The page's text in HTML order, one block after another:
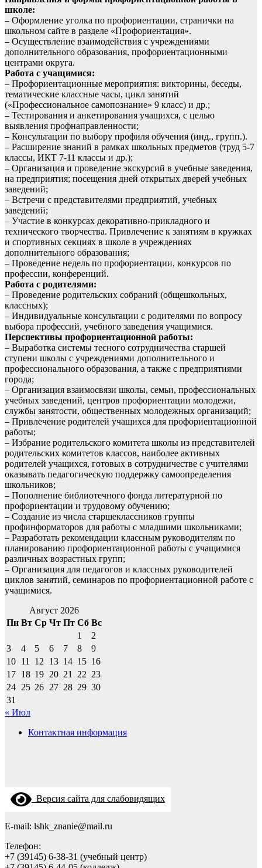
школе:
– Оформление уголка по профориентации, странички на
школьном сайте в разделе «Профориентация».
– Осуществление взаимодействия с учреждениями
дополнительного образования, профориентационными
центрами округа.
Работа с учащимися:
– Профориентационные мероприятия: викторины, беседы,
тематические классные часы, цикл занятий
(«Профессиональное самопознание» 9 класс) и др.;
– Тестирования и анкетирования учащихся, с целью
выявления профнаправленности;
– Консультации по выбору профиля обучения (инд., групп.).
– Расширение знаний в рамках школьных предметов (труд 5-7
классы, ИКТ 7-11 классы и др.);
– Организация и проведение экскурсий в учебные заведения,
на предприятия; посещения дней открытых дверей учебных
заведений;
– Встречи с представителями предприятий, учебных
заведений;
– Участие в конкурсах декоративно-прикладного и
технического творчества. Привлечение к занятиям в кружках
и спортивных секциях в школе в учреждениях
дополнительного образования;
– Проведение недель по профориентации, конкурсов по
профессии, конференций.
Работа с родителями:
– Проведение родительских собраний (общешкольных,
классных);
– Индивидуальные консультации с родителями по вопросу
выбора профессий, учебного заведения учащимися.
Перспективы профориентационной работы:
– Выработка системы тесного сотрудничества старшей
ступени школы с учреждениями дополнительного и
профессионального образования, а также с предприятиями
города;
– Организация взаимосвязи школы, семьи, профессиональных
учебных заведений, центров профориентации молодежи,
службы занятости, общественных молодежных организаций;
– Привлечение родителей учащихся для профориентационной
работы;
– Избрание родительского комитета школы из представителей
родительских комитетов классов, наиболее активных
родителей учащихся, готовых в сотрудничестве с учителями
оказывать педагогическую поддержку самоопределения
школьников;
– Пополнение библиотечного фонда литературной по
профориентации и трудовому обучению;
– Создание из числа старшеклассников группы
профинформаторов для работы с младшими школьниками;
– Разработать рекомендации классным руководителям по
планированию профориентационной работы с учащимися
различных возрастных групп;
– Организация для педагогов и классных руководителей
циклов занятий, семинаров по профориентационной работе с
учащимися.
Август 2026
Пн Вт Ср Чт Пт Сб Вс
1
2
3
4 5 6 7 8
9
10 11 12 13 14 15 16
17 18 19 20 21 22 23
24 25 26 27 28 29 30
31
« Июл
Контактная информация
Версия сайта для слабовидящих
E-mail: lshk_znanie@mail.ru
Телефон:
+7 (39145) 6-38-31 (учебный центр)